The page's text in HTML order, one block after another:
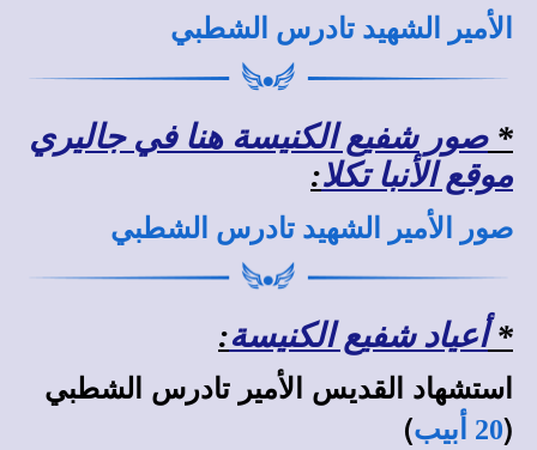
الأمير الشهيد تادرس الشطبي
*صور شفيع الكنيسة هنا في جاليري
موقع الأنبا تكلا:
صور الأمير الشهيد تادرس الشطبي
*أعياد شفيع الكنيسة:
استشهاد القديس الأمير تادرس الشطبي
(20 أبيب )